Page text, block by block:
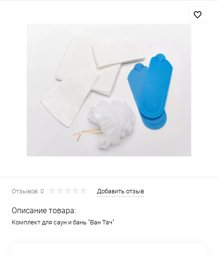
Отзывов: 0 Добавить отзыв
Описание товара:
Комплект для саун и бань "Ван Тач"